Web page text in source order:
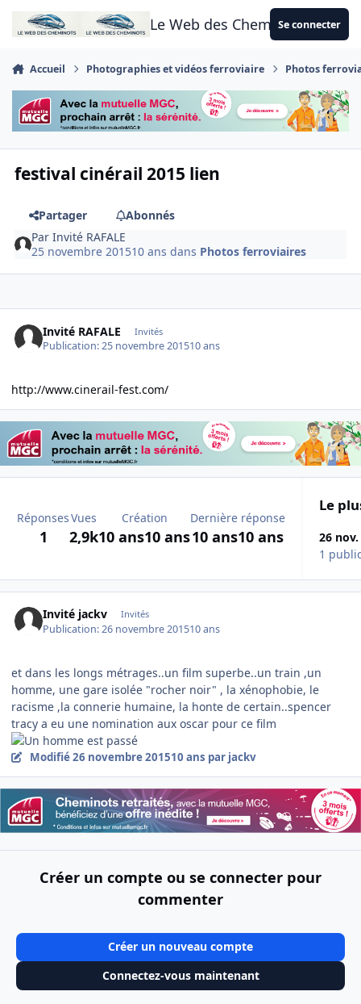
Aller au contenu
Le Web des CheminotsSe connecter
Accueil Photographies et vidéos ferroviaire Photos
festival cinérail 2015 lien
Partager
Abonnés
ParInvité RAFALE
25 novembre 201510 ans dans Photos ferroviaires
Invité RAFALE Invités
Publication:25 novembre 201510 ans
http://www.cinerail-fest.com/
Réponses
1
Vues
2,9k
Création
10 ans10 ans
Dernière réponse
10 ans10 ans
Le
26 nov.
1
Invité jackv Invités
Publication:26 novembre 201510 ans
et dans les longs métrages..un film superbe..un train ,un
homme, une gare isolée "rocher noir" , la xénophobie, le
racisme ,la connerie humaine, la honte de certain..spencer
tracy a eu une nomination aux oscar pour ce film
Modifié26 novembre 201510 ans par jackv
Créer un compte ou se connecter pour
commenter
Créer un nouveau compte
Connectez-vous maintenant